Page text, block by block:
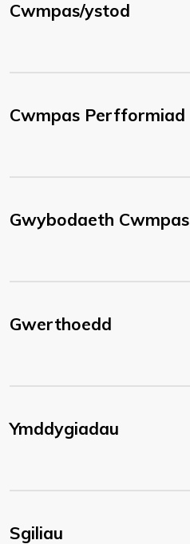
Cwmpas/ystod
Cwmpas Perfformiad
Gwybodaeth Cwmpas
Gwerthoedd
Ymddygiadau
Sgiliau